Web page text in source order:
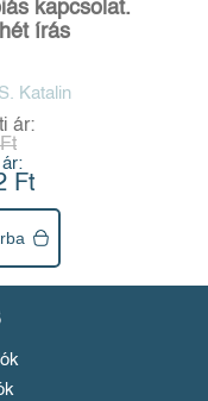
kapcsolat.
írás
Katalin
ár:
Ft